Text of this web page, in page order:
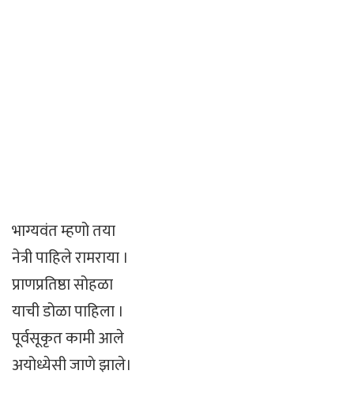
भाग्यवंत म्हणो तया
नेत्री पाहिले रामराया ।
प्राणप्रतिष्ठा सोहळा
याची डोळा पाहिला ।
पूर्वसूकृत कामी आले
अयोध्येसी जाणे झाले।